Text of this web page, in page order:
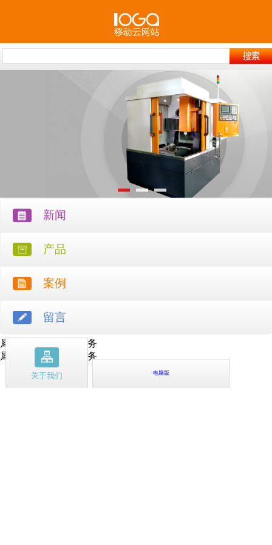
新闻
产品
案例
留言
关于我们 电脑版
犀牛云提供云计算服务
犀牛云提供企业云服务